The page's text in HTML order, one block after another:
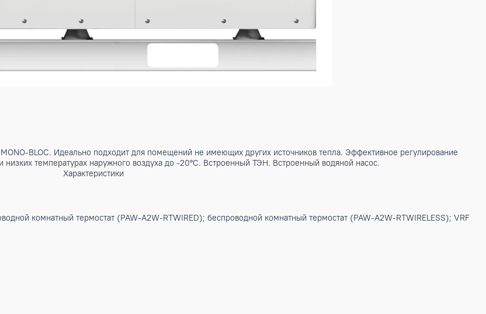
MONO-BLOC. Идеально подходит для помещений не имеющих других источников тепла. Эффективное
при низких температурах наружного воздуха до -20°С. Встроенный ТЭН. Встроенный водяной насос.